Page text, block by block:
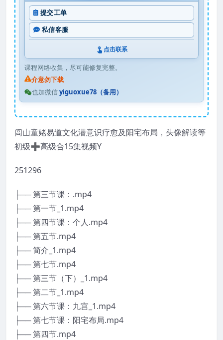
提交工单
私信客服
点击联系
课程网络收集，尽可能修复完整。
介意勿下载
也加微信yiguoxue78（备用）
闾山童姥易道文化潜意识疗愈及阳宅布局，头像解读等
初级➕高级合15集视频Y
251296
├── 第三节课：.mp4
├── 第一节_1.mp4
├── 第四节课：个人.mp4
├── 第五节.mp4
├── 简介_1.mp4
├── 第七节.mp4
├── 第三节（下）_1.mp4
├── 第二节_1.mp4
├── 第六节课：九宫_1.mp4
├── 第七节课：阳宅布局.mp4
├── 第四节.mp4